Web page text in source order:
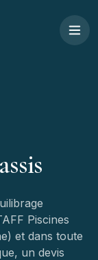
Piscines
) et dans toute
un devis